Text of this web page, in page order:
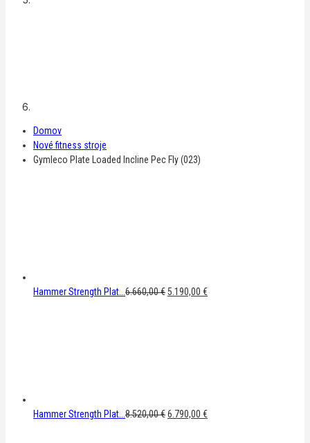
Domov
Nové fitness stroje
Gymleco Plate Loaded Incline Pec Fly (023)
Hammer Strength Plat... 6.660,00€Original
5.190,00 €Current
Hammer Strength Plat... 8.520,00€Original
6.790,00 €Current